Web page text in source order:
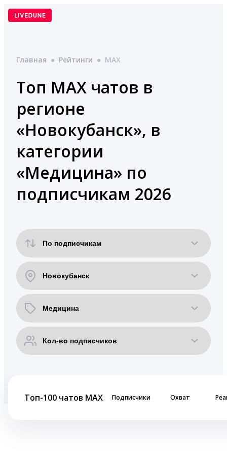
Перейти
Главная ● Рейтинги ● MAX
Топ MAX чатов в
регионе
«Новокубанск», в
категории
«Медицина» по
подписчикам 2026
Топ-100 чатов MAX Подписчики Охват